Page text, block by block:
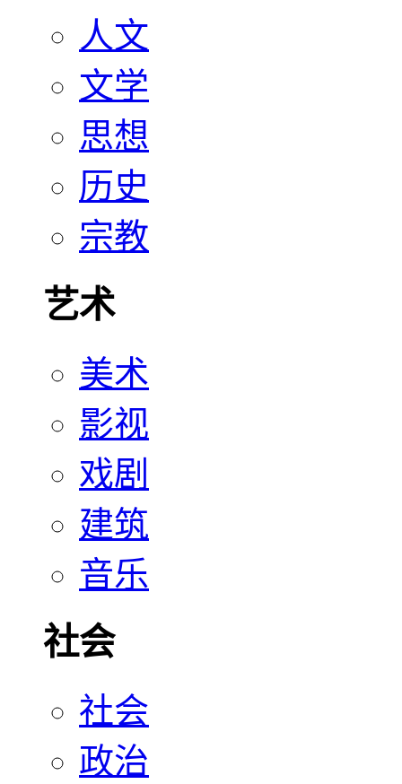
人文
文学
思想
历史
宗教
艺术
美术
影视
戏剧
建筑
音乐
社会
社会
政治